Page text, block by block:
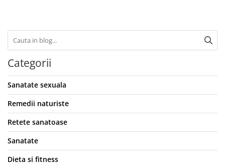
Categorii
Sanatate sexuala
Remedii naturiste
Retete sanatoase
Sanatate
Dieta si fitness